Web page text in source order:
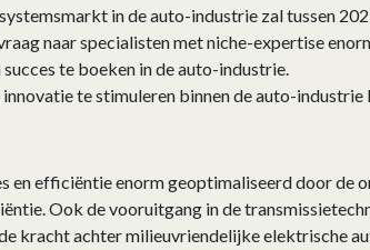
in de auto-industrie zal tussen
naar specialisten met niche-expertise
te boeken in de auto-industrie.
te stimuleren binnen de auto-
en efficiëntie enorm geoptimaliseerd door de
Ook de vooruitgang in de
kracht achter milieuvriendelijke elektrische